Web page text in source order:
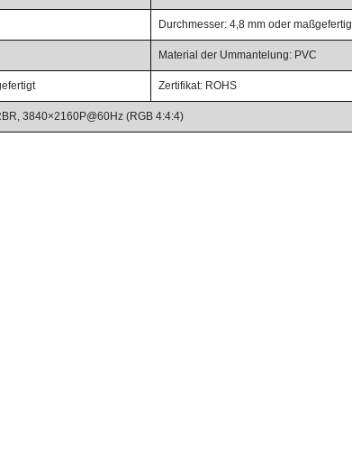
Durchmesser: 4,8 mm oder
Material der Ummantelung: PVC
Zertifikat: ROHS
3840×2160P@60Hz (RGB 4:4:4)